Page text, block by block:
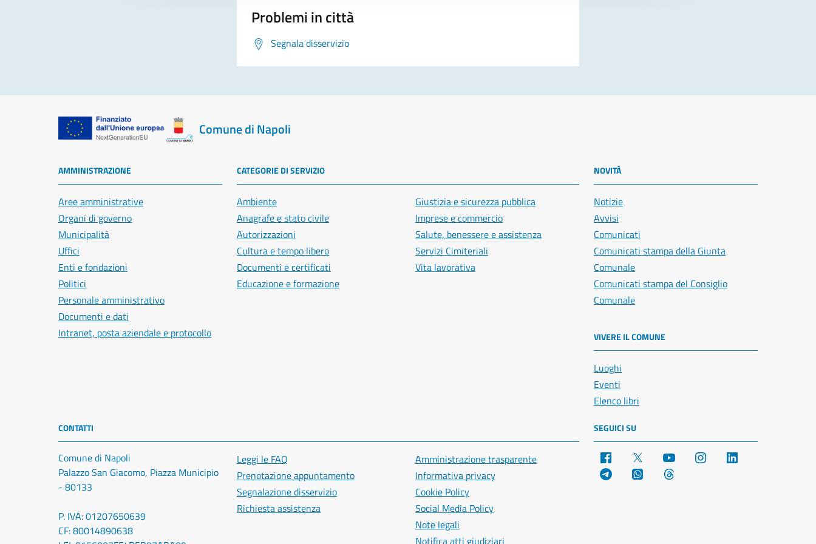
Problemi in città
Segnala disservizio
Comune di Napoli
AMMINISTRAZIONE
Aree amministrative
Organi di governo
Municipalità
Uffici
Enti e fondazioni
Politici
Personale amministrativo
Documenti e dati
Intranet, posta aziendale e protocollo
CATEGORIE DI SERVIZIO
Ambiente
Anagrafe e stato civile
Autorizzazioni
Cultura e tempo libero
Documenti e certificati
Educazione e formazione
Giustizia e sicurezza pubblica
Imprese e commercio
Salute, benessere e assistenza
Servizi Cimiteriali
Vita lavorativa
NOVITÀ
Notizie
Avvisi
Comunicati
Comunicati stampa della Giunta
Comunale
Comunicati stampa del Consiglio
Comunale
VIVERE IL COMUNE
Luoghi
Eventi
Elenco libri
CONTATTI
Comune di Napoli
Palazzo San Giacomo, Piazza Municipio
- 80133
P. IVA: 01207650639
CF: 80014890638
Leggi le FAQ
Prenotazione appuntamento
Segnalazione disservizio
Richiesta assistenza
Amministrazione trasparente
Informativa privacy
Cookie Policy
Social Media Policy
Note legali
SEGUICI SU
Facebook YouTube Instagram
Telegram WhatsApp